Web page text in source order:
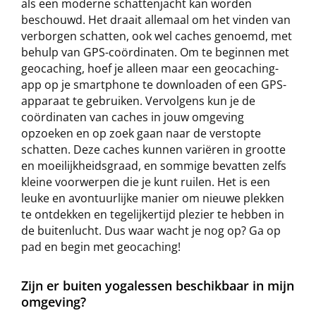
als een moderne schattenjacht kan worden
beschouwd. Het draait allemaal om het vinden van
verborgen schatten, ook wel caches genoemd, met
behulp van GPS-coördinaten. Om te beginnen met
geocaching, hoef je alleen maar een geocaching-
app op je smartphone te downloaden of een GPS-
apparaat te gebruiken. Vervolgens kun je de
coördinaten van caches in jouw omgeving
opzoeken en op zoek gaan naar de verstopte
schatten. Deze caches kunnen variëren in grootte
en moeilijkheidsgraad, en sommige bevatten zelfs
kleine voorwerpen die je kunt ruilen. Het is een
leuke en avontuurlijke manier om nieuwe plekken
te ontdekken en tegelijkertijd plezier te hebben in
de buitenlucht. Dus waar wacht je nog op? Ga op
pad en begin met geocaching!
Zijn er buiten yogalessen beschikbaar in mijn
omgeving?